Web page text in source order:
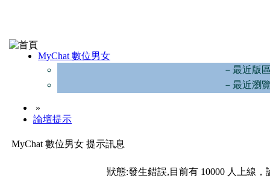
MyChat 數位男女
－最近版
－最近瀏
»
論壇提示
MyChat 數位男女 提示訊息
狀態:發生錯誤,目前有 10000 人上線